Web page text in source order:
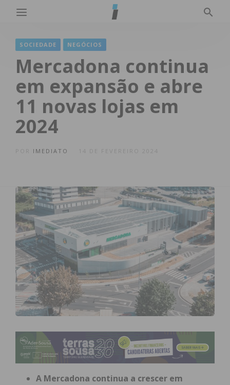
SOCIEDADE NEGÓCIOS
Mercadona continua
em expansão e abre
11 novas lojas em
2024
IMEDIATO 14 DE FEVEREIRO 2024
A Mercadona continua a crescer em